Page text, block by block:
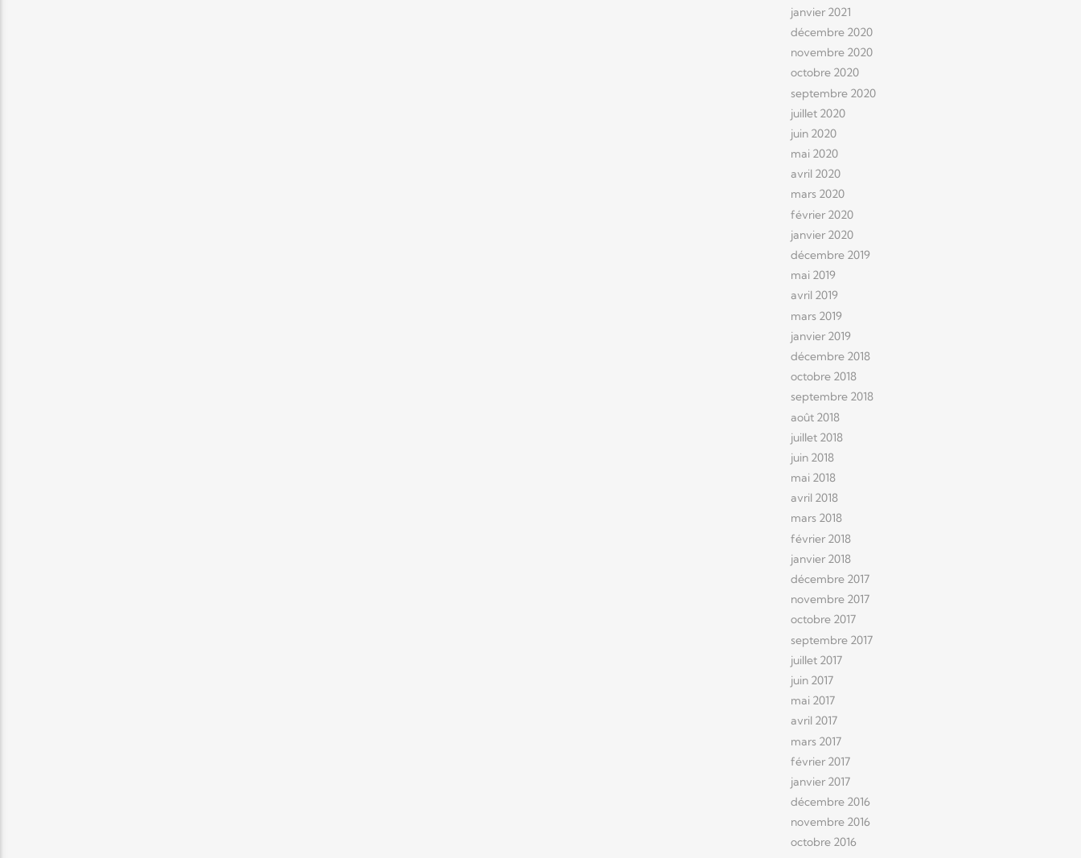
janvier 2021
décembre 2020
novembre 2020
octobre 2020
septembre 2020
juillet 2020
juin 2020
mai 2020
avril 2020
mars 2020
février 2020
janvier 2020
décembre 2019
mai 2019
avril 2019
mars 2019
janvier 2019
décembre 2018
octobre 2018
septembre 2018
août 2018
juillet 2018
juin 2018
mai 2018
avril 2018
mars 2018
février 2018
janvier 2018
décembre 2017
novembre 2017
octobre 2017
septembre 2017
juillet 2017
juin 2017
mai 2017
avril 2017
mars 2017
février 2017
janvier 2017
décembre 2016
novembre 2016
octobre 2016